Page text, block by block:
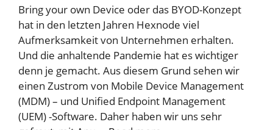
Bring your own Device oder das BYOD-Konzept
hat in den letzten Jahren Hexnode viel
Aufmerksamkeit von Unternehmen erhalten.
Und die anhaltende Pandemie hat es wichtiger
denn je gemacht. Aus diesem Grund sehen wir
einen Zustrom von Mobile Device Management
(MDM) – und Unified Endpoint Management
(UEM) -Software. Daher haben wir uns sehr